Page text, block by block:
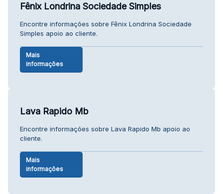
Fênix Londrina Sociedade Simples
Encontre informações sobre Fênix Londrina Sociedade
Simples apoio ao cliente.
Mais
informações
Lava Rapido Mb
Encontre informações sobre Lava Rapido Mb apoio ao
cliente.
Mais
informações